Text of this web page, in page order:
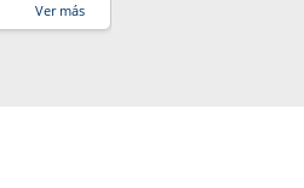
Ver más